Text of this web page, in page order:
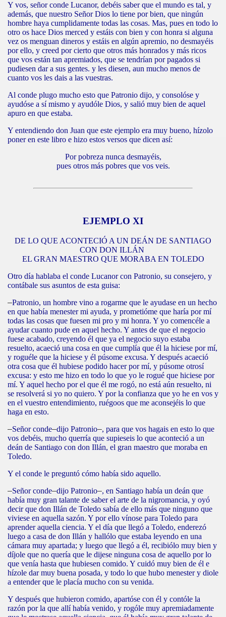
Y vos, señor conde Lucanor, debéis saber que el mundo es tal, y
además, que nuestro Señor Dios lo tiene por bien, que ningún
hombre haya cumplidamente todas las cosas. Mas, pues en todo lo
otro os hace Dios merced y estáis con bien y con honra si alguna
vez os menguan dineros y estáis en algún apremio, no desmayéis
por ello, y creed por cierto que otros más honrados y más ricos
que vos están tan apremiados, que se tendrían por pagados si
pudiesen dar a sus gentes. y les diesen, aun mucho menos de
cuanto vos les dais a las vuestras.
Al conde plugo mucho esto que Patronio dijo, y consolóse y
ayudóse a sí mismo y ayudóle Dios, y salió muy bien de aquel
apuro en que estaba.
Y entendiendo don Juan que este ejemplo era muy bueno, hízolo
poner en este libro e hizo estos versos que dicen así:
Por pobreza nunca desmayéis,
pues otros más pobres que vos veis.
EJEMPLO XI
DE LO QUE ACONTECIÓ A UN DEÁN DE SANTIAGO
CON DON ILLÁN
EL GRAN MAESTRO QUE MORABA EN TOLEDO
Otro día hablaba el conde Lucanor con Patronio, su consejero, y
contábale sus asuntos de esta guisa:
–Patronio, un hombre vino a rogarme que le ayudase en un hecho
en que había menester mi ayuda, y prometióme que haría por mí
todas las cosas que fuesen mi pro y mi honra. Y yo comencéle a
ayudar cuanto pude en aquel hecho. Y antes de que el negocio
fuese acabado, creyendo él que ya el negocio suyo estaba
resuelto, acaeció una cosa en que cumplía que él la hiciese por mí,
y roguéle que la hiciese y él púsome excusa. Y después acaeció
otra cosa que él hubiese podido hacer por mí, y púsome otrosí
excusa: y esto me hizo en todo lo que yo le rogué que hiciese por
mí. Y aquel hecho por el que él me rogó, no está aún resuelto, ni
se resolverá si yo no quiero. Y por la confianza que yo he en vos y
en el vuestro entendimiento, ruégoos que me aconsejéis lo que
haga en esto.
–Señor conde–dijo Patronio–, para que vos hagais en esto lo que
vos debéis, mucho querría que supieseis lo que aconteció a un
deán de Santiago con don Illán, el gran maestro que moraba en
Toledo.
Y el conde le preguntó cómo había sido aquello.
–Señor conde–dijo Patronio–, en Santiago había un deán que
había muy gran talante de saber el arte de la nigromancia, y oyó
decir que don Illán de Toledo sabía de ello más que ninguno que
viviese en aquella sazón. Y por ello vínose para Toledo para
aprender aquella ciencia. Y el día que llegó a Toledo, enderezó
luego a casa de don Illán y hallólo que estaba leyendo en una
cámara muy apartada; y luego que llegó a él, recibiólo muy bien y
díjole que no quería que le dijese ninguna cosa de aquello por lo
que venía hasta que hubiesen comido. Y cuidó muy bien de él e
hízole dar muy buena posada, y todo lo que hubo menester y diole
a entender que le placía mucho con su venida.
Y después que hubieron comido, apartóse con él y contóle la
razón por la que allí había venido, y rogóle muy apremiadamente